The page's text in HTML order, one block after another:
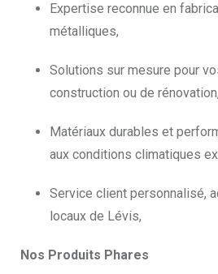
Expertise reconnue en
métalliques,
Solutions sur mesure pour
construction ou de rénovation,
Matériaux durables et
aux conditions climatiques
Service client personnalisé,
locaux de Lévis,
Nos Produits Phares